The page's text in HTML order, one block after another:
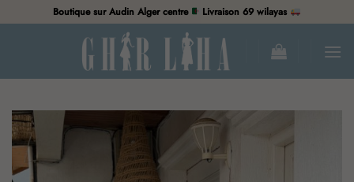
au
Boutique sur Audin Alger centre Livraison 69 wilayas